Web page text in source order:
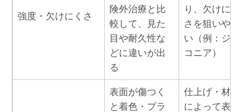
強度・欠けにくさ
険外治療と比
較して、見た
目や耐久性な
どに違いが出
る
り、欠けにく
さを狙いやす
い（例：ジル
コニア）
表面が傷つく
と着色・プラ
仕上げ・材料
によって表面